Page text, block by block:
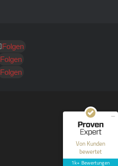
Folgen
Folgen
Folgen
Von Kunden
bewertet
1k+ Bewertungen
Kundenbewertungen und Erfahrungen zu
SEHR GUT
40
Bewertungen auf
ProvenExpert.com